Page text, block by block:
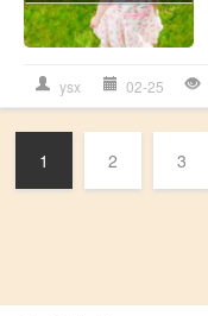
ysx 02-25
1 2 3